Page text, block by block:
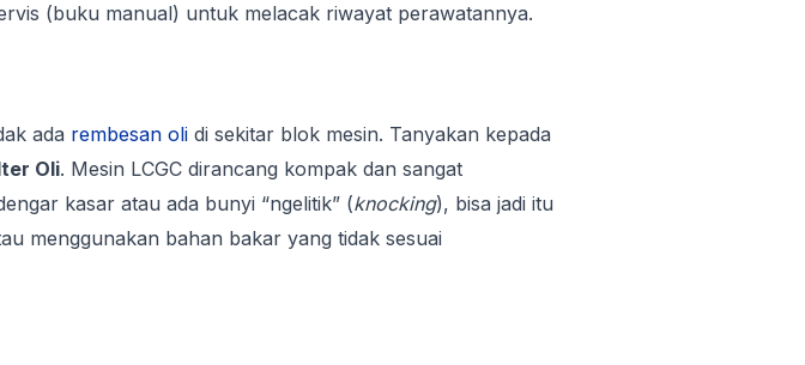
(buku manual) untuk melacak riwayat perawatannya.
ada rembesan olidi sekitar blok mesin. Tanyakan kepada
Oli. Mesin LCGC dirancang kompak dan sangat
kasar atau ada bunyi “ngelitik” (knocking), bisa jadi itu
menggunakan bahan bakar yang tidak sesuai